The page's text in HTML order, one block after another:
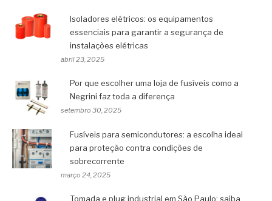
Isoladores elétricos: os equipamentos
essenciais para garantir a segurança de
instalações elétricas
abril 23, 2025
Por que escolher uma loja de fusíveis como a
Negrini faz toda a diferença
setembro 30, 2025
Fusíveis para semicondutores: a escolha ideal
para proteção contra condições de
sobrecorrente
março 24, 2025
Tomada e plug industrial em São Paulo: saiba